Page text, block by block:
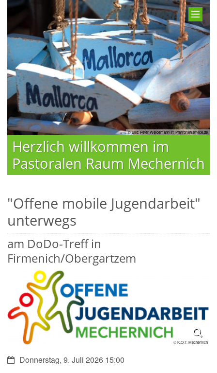
© Bild: Peter Weidemann In: Pfarrbriefservice.de
Herzlich willkommen im
Pastoralen Raum Mechernich
"Offene mobile Jugendarbeit"
unterwegs
am DoDo-Treff in
Firmenich/Obergartzem
© K.O.T. Mechernich
Datum:Donnerstag, 9. Juli 2026 15:00